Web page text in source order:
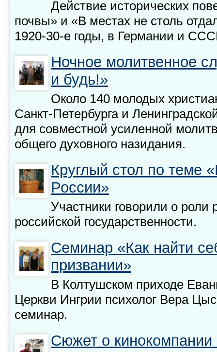
Действие исторических
почвы» и «В местах не столь
1920-30-е годы, в Германии и
Ночное молитвенное
и будь!»
Около 140 молодых
Санкт-Петербурга и
для совместной усиленной
общего духовного назидания.
Круглый стол по теме
России»
Участники говорили о роли
российской государственности.
Семинар «Как найти
призвании»
В Колтушском приходе
Церкви Ингрии психолог Вера
семинар.
Сюжет о кинокомпании